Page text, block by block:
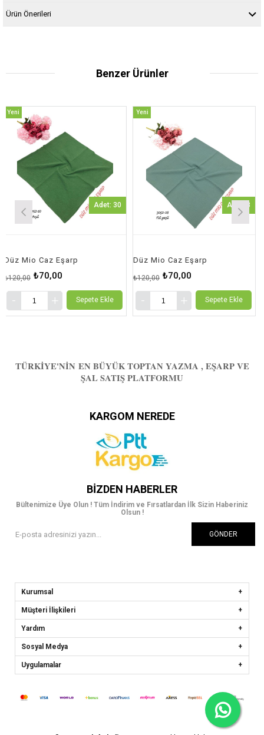
Ürün Önerileri
Benzer Ürünler
Caz Eşarp
₺70,00
Adet: 30
Sepete Ekle
Düz Mio Caz Eşarp
₺70,00
₺120,00
Adet: 8
Sepete Ekle
TÜRKIYE'NIN EN BÜYÜK TOPTAN YAZMA , EŞARP VE
ŞAL SATIŞ PLATFORMU
KARGOM NEREDE
BIZDEN HABERLER
Bültenimize Üye Olun ! Tüm İndirim ve Fırsatlardan İlk Sizin Haberiniz
Olsun !
GÖNDER
Kurumsal
Müşteri İlişkileri
Yardım
Sosyal Medya
Uygulamalar